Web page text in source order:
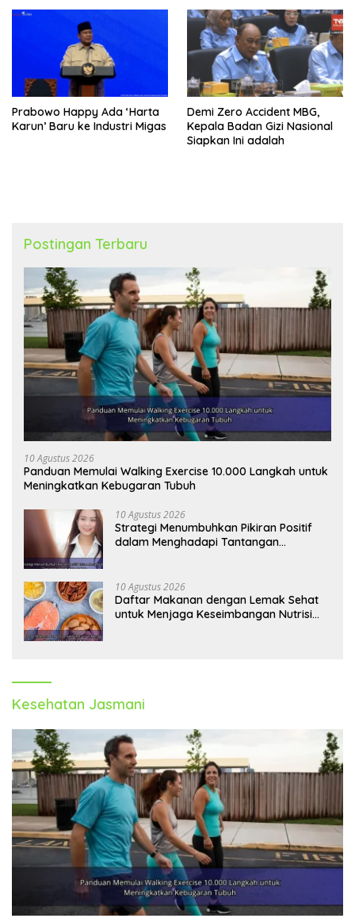
Prabowo Happy Ada ‘Harta
Karun’ Baru ke Industri Migas
Demi Zero Accident MBG,
Kepala Badan Gizi Nasional
Siapkan Ini adalah
Postingan Terbaru
10 Agustus 2026
Panduan Memulai Walking Exercise 10.000 Langkah untuk
Meningkatkan Kebugaran Tubuh
10 Agustus 2026
Strategi Menumbuhkan Pikiran Positif
dalam Menghadapi Tantangan
10 Agustus 2026
Daftar Makanan dengan Lemak Sehat
untuk Menjaga Keseimbangan Nutrisi
Kesehatan Jasmani